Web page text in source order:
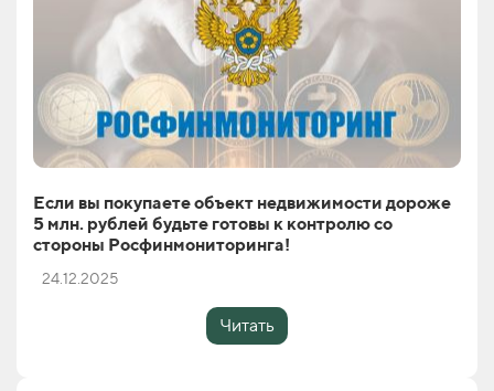
Если вы покупаете объект недвижимости дороже
5 млн. рублей будьте готовы к контролю со
стороны Росфинмониторинга!
24.12.2025
Читать